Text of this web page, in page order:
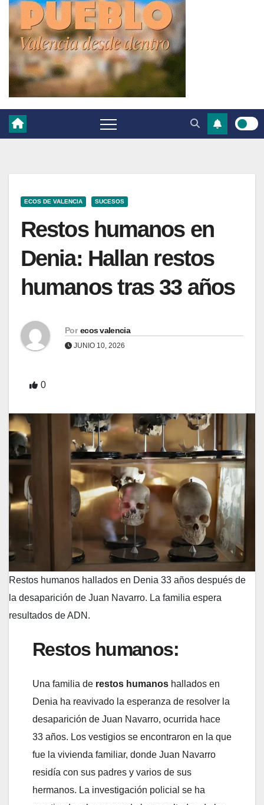
ECOS DE VALENCIA SUCESOS
Restos humanos en
Denia: Hallan restos
humanos tras 33 años
Por ecos valencia
JUNIO 10, 2026
0
Restos humanos hallados en Denia 33 años después de
la desaparición de Juan Navarro. La familia espera
resultados de ADN.
Restos humanos:
Una familia de restos humanos hallados en
Denia ha reavivado la esperanza de resolver la
desaparición de Juan Navarro, ocurrida hace
33 años. Los vestigios se encontraron en la que
fue la vivienda familiar, donde Juan Navarro
residía con sus padres y varios de sus
hermanos. La investigación policial se ha